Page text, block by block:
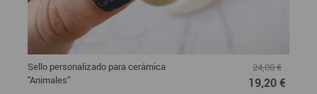
Sello personalizado para cerámica
"Animales"
24,00 €
19,20 €